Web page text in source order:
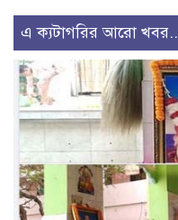
এ ক্যটাগরির আরো খবর..